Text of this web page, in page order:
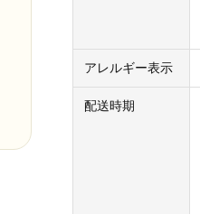
アレルギー表示
配送時期